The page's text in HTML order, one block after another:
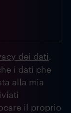
dei dati.
i dati che
alla mia
il proprio